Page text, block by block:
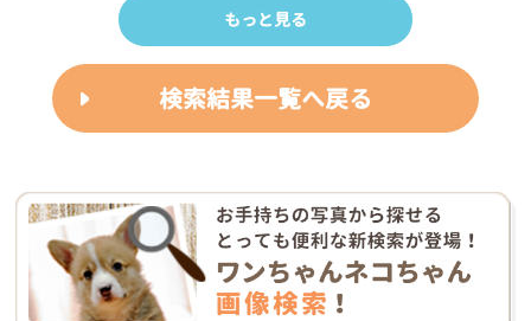
もっと見る
検索結果一覧へ戻る